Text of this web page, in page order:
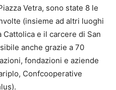
Vetra, sono state 8 le
(insieme ad altri luoghi
Cattolica e il carcere di San
anche grazie a 70
fondazioni e aziende
Confcooperative